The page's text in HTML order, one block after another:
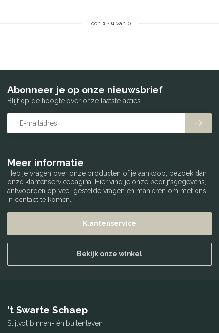
Toon 1 - 0 van 0
Meer informatie
Heb je vragen over onze producten of je aankoop, bezoek dan
onze klantenservicepagina. Hier vind je onze bedrijfsgegevens,
antwoorden op veel gestelde vragen en manieren om met ons
in contact te komen.
Klantenservice
Bekijk onze winkel
Abonneer je op onze nieuwsbrief
Blijf op de hoogte over onze laatste acties
't Swarte Schaep
Stijlvol binnen- én buitenleven